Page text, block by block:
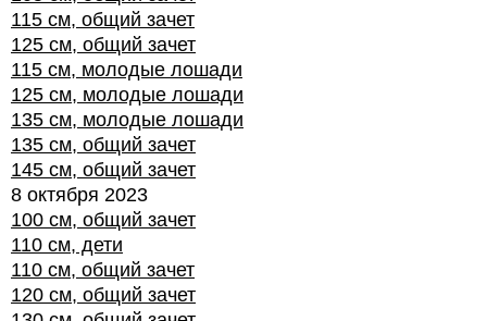
115 см, общий зачет
125 см, общий зачет
115 см, молодые лошади
125 см, молодые лошади
135 см, молодые лошади
135 см, общий зачет
145 см, общий зачет
8 октября 2023
100 см, общий зачет
110 см, дети
110 см, общий зачет
120 см, общий зачет